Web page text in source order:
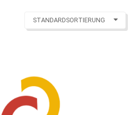
STANDARDSORTIERUNG